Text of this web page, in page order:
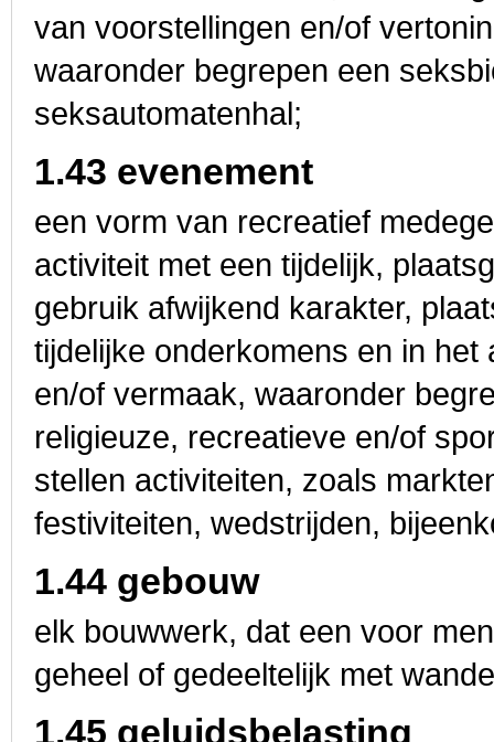
van voorstellingen en/of
waaronder begrepen een
seksautomatenhal;
1.43 evenement
een vorm van recreatief
activiteit met een tijdelijk,
gebruik afwijkend karakter,
tijdelijke onderkomens en in
en/of vermaak, waaronder
religieuze, recreatieve en/of
stellen activiteiten, zoals
festiviteiten, wedstrijden,
1.44 gebouw
elk bouwwerk, dat een voor
geheel of gedeeltelijk met
1.45 geluidsbelasting